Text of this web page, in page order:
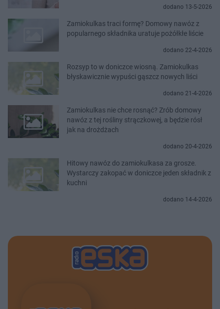
dodano 13-5-2026
Zamiokulkas traci formę? Domowy nawóz z
popularnego składnika uratuje pożółkłe liście
dodano 22-4-2026
Rozsyp to w doniczce wiosną. Zamiokulkas
błyskawicznie wypuści gąszcz nowych liści
dodano 21-4-2026
Zamiokulkas nie chce rosnąć? Zrób domowy
nawóz z tej rośliny strączkowej, a będzie rósł
jak na drożdżach
dodano 20-4-2026
Hitowy nawóz do zamiokulkasa za grosze.
Wystarczy zakopać w doniczce jeden składnik z
kuchni
dodano 14-4-2026